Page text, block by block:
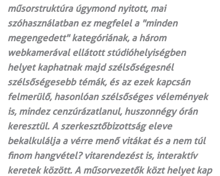
műsorstruktúra úgymond nyitott, mai
szóhasználatban ez megfelel a "minden
megengedett" kategóriának, a három
webkamerával ellátott stúdióhelyiségben
helyet kaphatnak majd szélsőségesnél
szélsőségesebb témák, és az ezek kapcsán
felmerülő, hasonlóan szélsőséges vélemények
is, mindez cenzúrázatlanul, huszonnégy órán
keresztül. A szerkesztőbizottság eleve
bekalkulálja a vérre menő vitákat és a nem túl
finom hangvétel? vitarendezést is, interaktív
keretek között. A műsorvezetők közt helyet kap